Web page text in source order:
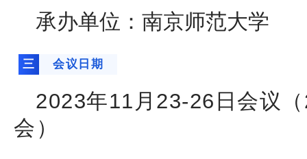
承办单位：南京师范大学
三 会议日期
2023年11月23-26日会议
会）